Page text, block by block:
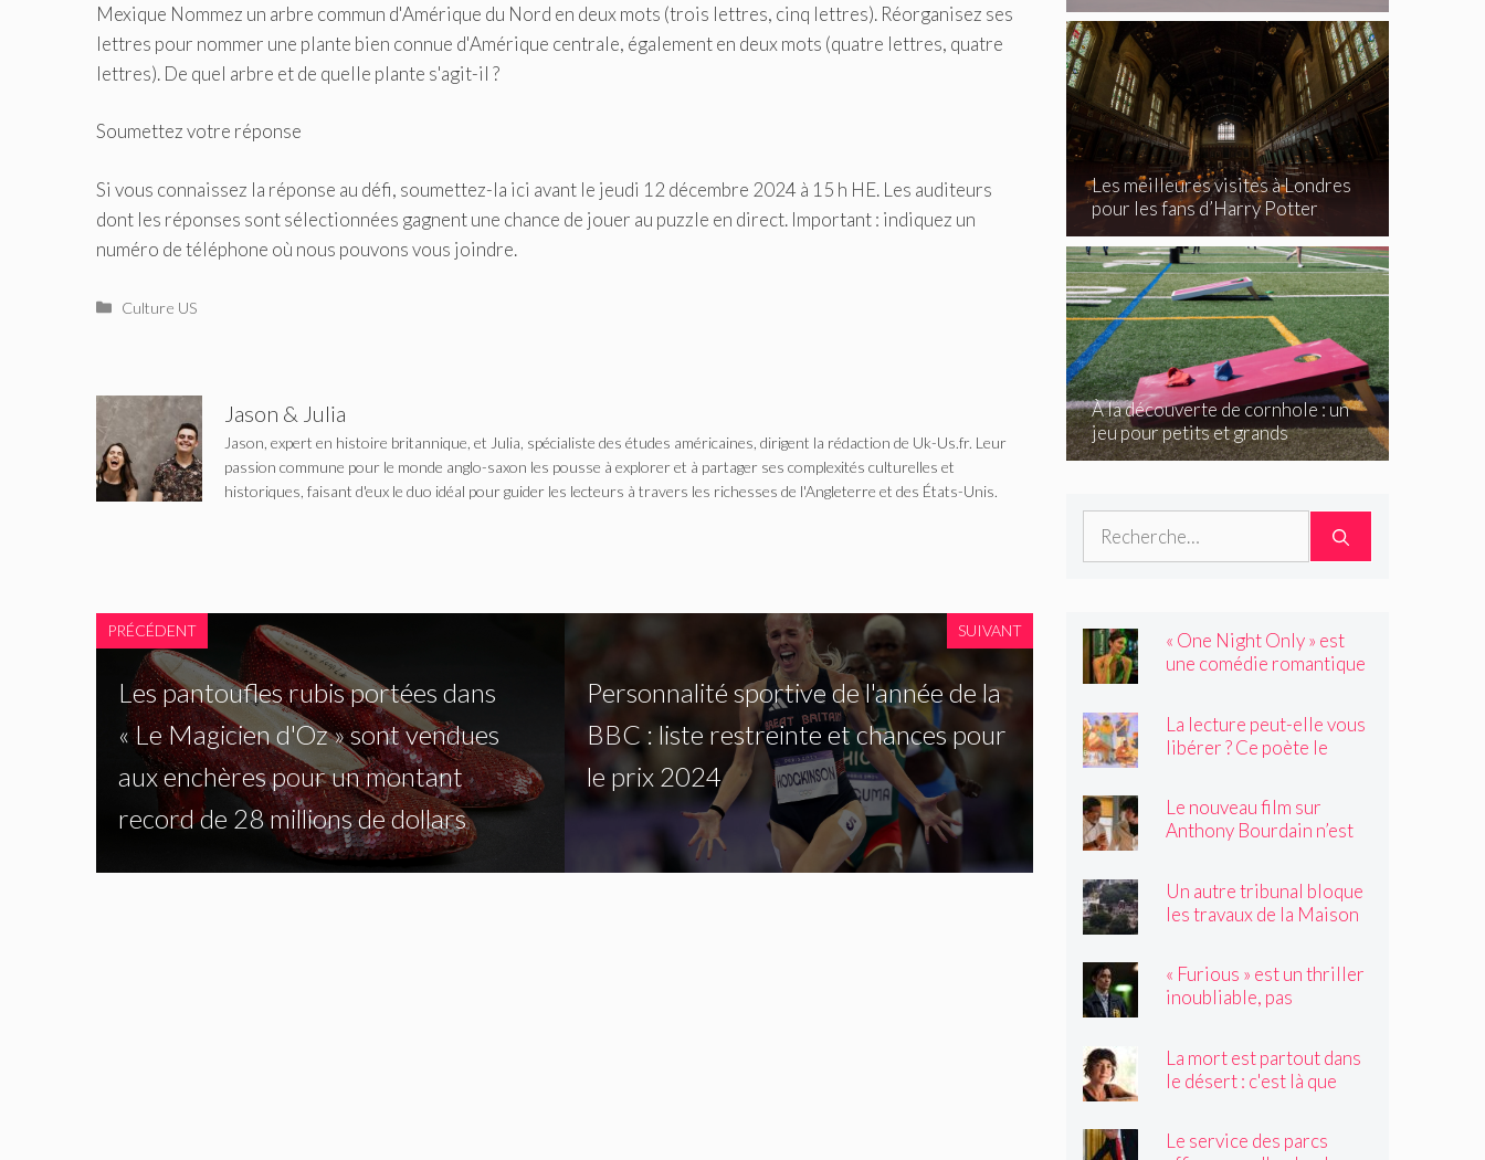
Mexique Nommez un arbre commun d'Amérique du Nord en deux mots (trois lettres, cinq lettres). Réorganisez ses
lettres pour nommer une plante bien connue d'Amérique centrale, également en deux mots (quatre lettres, quatre
lettres). De quel arbre et de quelle plante s'agit-il ?
Soumettez votre réponse
Si vous connaissez la réponse au défi, soumettez-la ici avant le jeudi 12 décembre 2024 à 15 h HE. Les auditeurs
dont les réponses sont sélectionnées gagnent une chance de jouer au puzzle en direct. Important : indiquez un
numéro de téléphone où nous pouvons vous joindre.
Catégories
Culture US
Jason & Julia
Jason, expert en histoire britannique, et Julia, spécialiste des études américaines, dirigent la rédaction de Uk-Us.fr. Leur
passion commune pour le monde anglo-saxon les pousse à explorer et à partager ses complexités culturelles et
historiques, faisant d'eux le duo idéal pour guider les lecteurs à travers les richesses de l'Angleterre et des États-Unis.
PRÉCÉDENT
Les pantoufles rubis portées dans
« Le Magicien d'Oz » sont vendues
aux enchères pour un montant
record de 28 millions de dollars
SUIVANT
Personnalité sportive de l'année de la
BBC : liste restreinte et chances pour
le prix 2024
Les meilleures visites à Londres
pour les fans d’Harry Potter
À la découverte de cornhole : un
jeu pour petits et grands
Rechercher :
« One Night Only » est
une comédie romantique
La lecture peut-elle vous
libérer ? Ce poète le
Le nouveau film sur
Anthony Bourdain n’est
Un autre tribunal bloque
les travaux de la Maison
suprême
« Furious » est un thriller
inoubliable, pas
La mort est partout dans
le désert : c'est là que
Le service des parcs